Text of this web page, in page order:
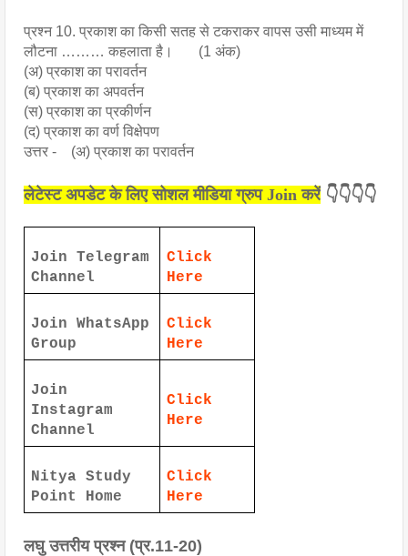
प्रश्न 10. प्रकाश का किसी सतह से टकराकर वापस उसी माध्यम में
लौटना ……… कहलाता है। (1 अंक)
(अ) प्रकाश का परावर्तन
(ब) प्रकाश का अपवर्तन
(स) प्रकाश का प्रकीर्णन
(द) प्रकाश का वर्ण विक्षेपण
उत्तर - (अ) प्रकाश का परावर्तन
लेटेस्ट अपडेट के लिए सोशल मीडिया ग्रुप Join करें 👇👇👇👇
Join Telegram
Channel
Click
Here
Join WhatsApp
Group
Click
Here
Join
Instagram
Channel
Click
Here
Nitya Study
Point Home
Click
Here
लघु उत्तरीय प्रश्न (प्र.11-20)